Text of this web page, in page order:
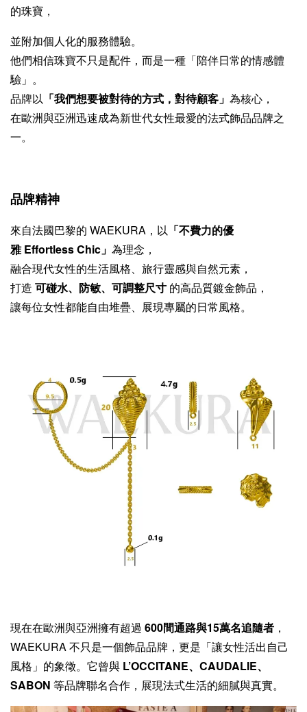
的珠寶，
並附加個人化的服務體驗。
他們相信珠寶不只是配件，而是一種「陪伴日常的情感體
驗」。
品牌以 「我們想要被對待的方式，對待顧客」 為核心，
在歐洲與亞洲迅速成為新世代女性最愛的法式飾品品牌之
一。
品牌精神
來自法國巴黎的 WAEKURA，以 「不費力的優
雅 Effortless Chic」 為理念，
融合現代女性的生活風格、旅行靈感與自然元素，
打造 可碰水、防敏、可調整尺寸 的高品質鍍金飾品，
讓每位女性都能自由堆疊、展現專屬的日常風格。
現在在歐洲與亞洲擁有超過 600間通路與15萬名追隨者 ，
WAEKURA 不只是一個飾品品牌，更是「讓女性活出自己
風格」的象徵。它曾與 L’OCCITANE、CAUDALIE、
SABON 等品牌聯名合作，展現法式生活的細膩與真實。